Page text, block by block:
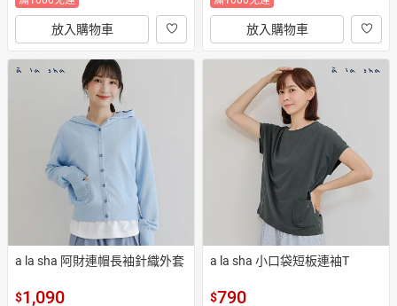
放入購物車 放入購物車
a la sha 阿財連帽長袖針織外套
$1,090
a la sha 小口袋短板連袖T
$790